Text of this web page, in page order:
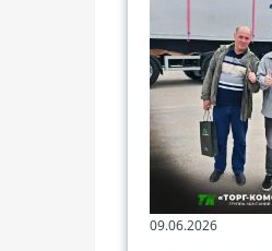
09.06.2026